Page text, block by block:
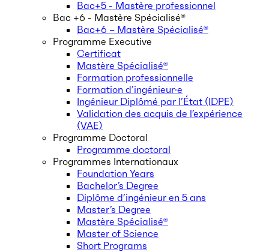
Bac+5 - Mastère professionnel
Bac +6 - Mastère Spécialisé®
Bac+6 – Mastère Spécialisé®
Programme Executive
Certificat
Mastère Spécialisé®
Formation professionnelle
Formation d’ingénieur·e
Ingénieur Diplômé par l’État (IDPE)
Validation des acquis de l’expérience
(VAE)
Programme Doctoral
Programme doctoral
Programmes Internationaux
Foundation Years
Bachelor’s Degree
Diplôme d’ingénieur en 5 ans
Master’s Degree
Mastère Spécialisé®
Master of Science
Short Programs